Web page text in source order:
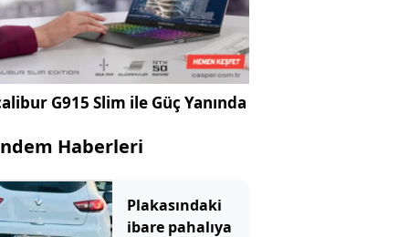
G915 Slim ile Güç Yanında
Haberleri
Plakasındaki
ibare pahalıya